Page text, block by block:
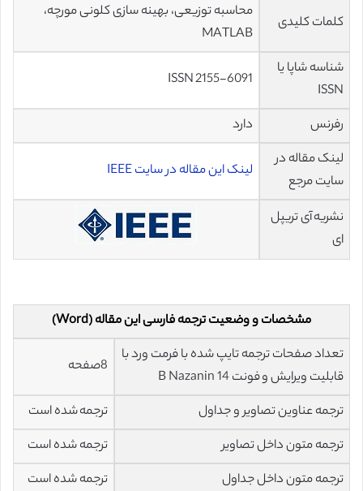
کلمات کلیدی
محاسبه توزیعی، بهینه سازی کلونی مورچه،
MATLAB
شناسه شاپا یا
ISSN
ISSN 2155-6091
رفرنس
دارد
لینک مقاله در
سایت مرجع
لینک این مقاله در سایت IEEE
نشریه آی تریپل
ای
مشخصات و وضعیت ترجمه فارسی این مقاله (Word)
تعداد صفحات ترجمه تایپ شده با فرمت ورد با
قابلیت ویرایش و فونت 14 B Nazanin
8صفحه
ترجمه عناوین تصاویر و جداول
ترجمه شده است
ترجمه متون داخل تصاویر
ترجمه شده است
ترجمه متون داخل جداول
ترجمه شده است